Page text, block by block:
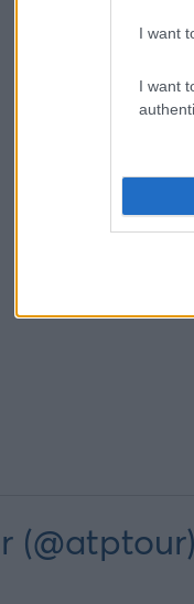
I want
I want
(@atptour)